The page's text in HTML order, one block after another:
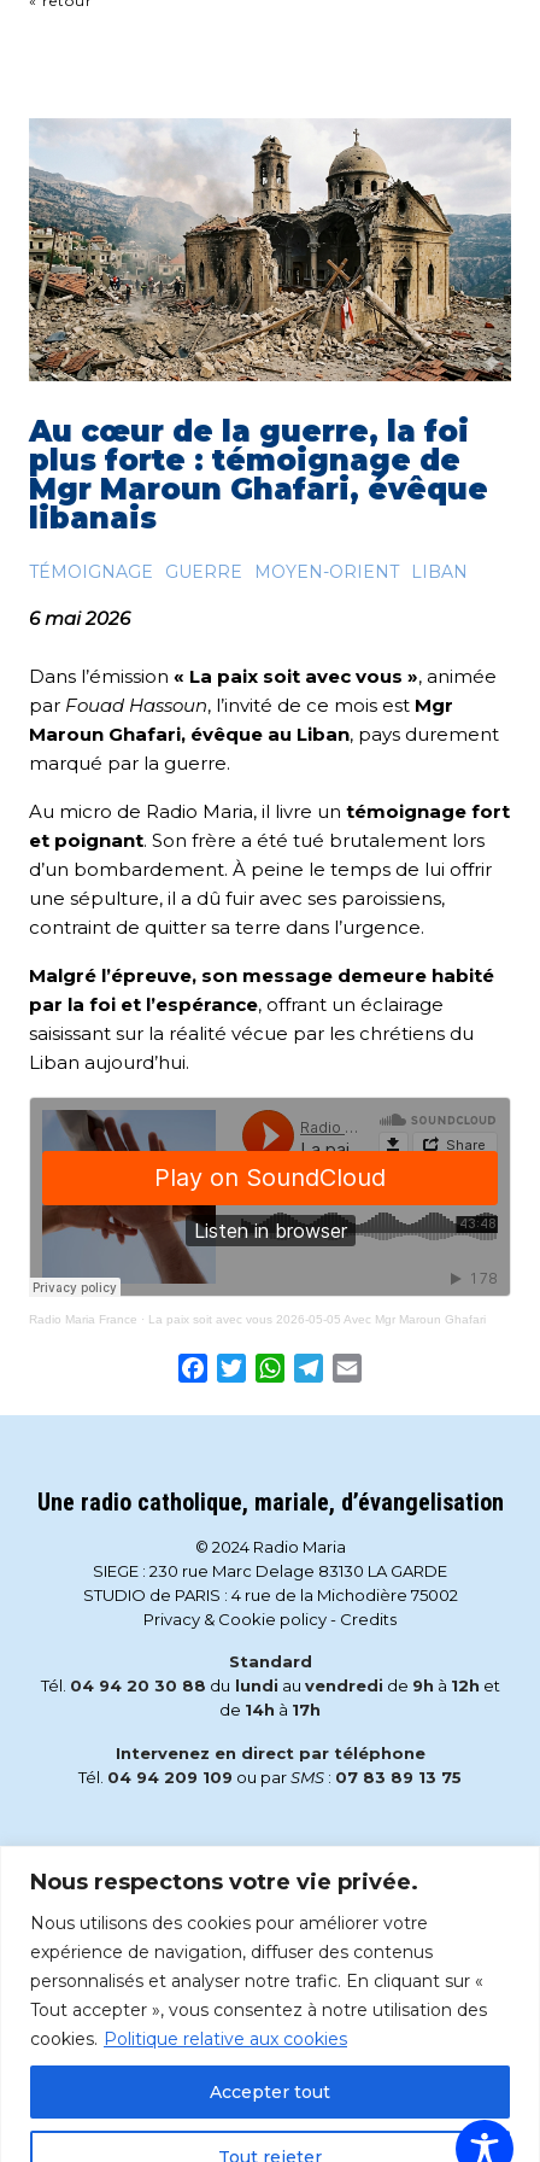
Nous respectons votre vie privée.
Nous utilisons des cookies pour améliorer votre
expérience de navigation, diffuser des contenus
personnalisés et analyser notre trafic. En cliquant sur «
Tout accepter », vous consentez à notre utilisation des
cookies. Politique relative aux cookies
Tout rejeter
Accepter tout
Au cœur de la guerre, la foi
plus forte : témoignage de
Mgr Maroun Ghafari, évêque
libanais
TÉMOIGNAGE GUERRE MOYEN-ORIENT LIBAN
6 mai 2026
Dans l’émission « La paix soit avec vous », animée
par Fouad Hassoun, l’invité de ce mois est Mgr
Maroun Ghafari, évêque au Liban, pays durement
marqué par la guerre.
Au micro de Radio Maria, il livre un témoignage fort
et poignant. Son frère a été tué brutalement lors
d’un bombardement. À peine le temps de lui offrir
une sépulture, il a dû fuir avec ses paroissiens,
contraint de quitter sa terre dans l’urgence.
Malgré l’épreuve, son message demeure habité
par la foi et l’espérance, offrant un éclairage
saisissant sur la réalité vécue par les chrétiens du
Liban aujourd’hui.
Radio Maria France · La paix soit avec vous 2026-05-05 Avec Mgr Maroun Ghafari
Facebook
TwitterWhatsApp
Telegram
Une radio catholique, mariale, d’évangelisation
© 2024 Radio Maria
SIEGE : 230 rue Marc Delage 83130 LA GARDE
STUDIO de PARIS : 4 rue de la Michodière 75002
Privacy & Cookie policy- Credits
Standard
Tél. 04 94 20 30 88 du lundi au vendredi de 9h à 12h et
de 14h à 17h
Intervenez en direct par téléphone
Tél. 04 94 209 109 ou parSMS : 07 83 89 13 75
accueil@radiomaria.fr
Écoutez Radio Maria sur :